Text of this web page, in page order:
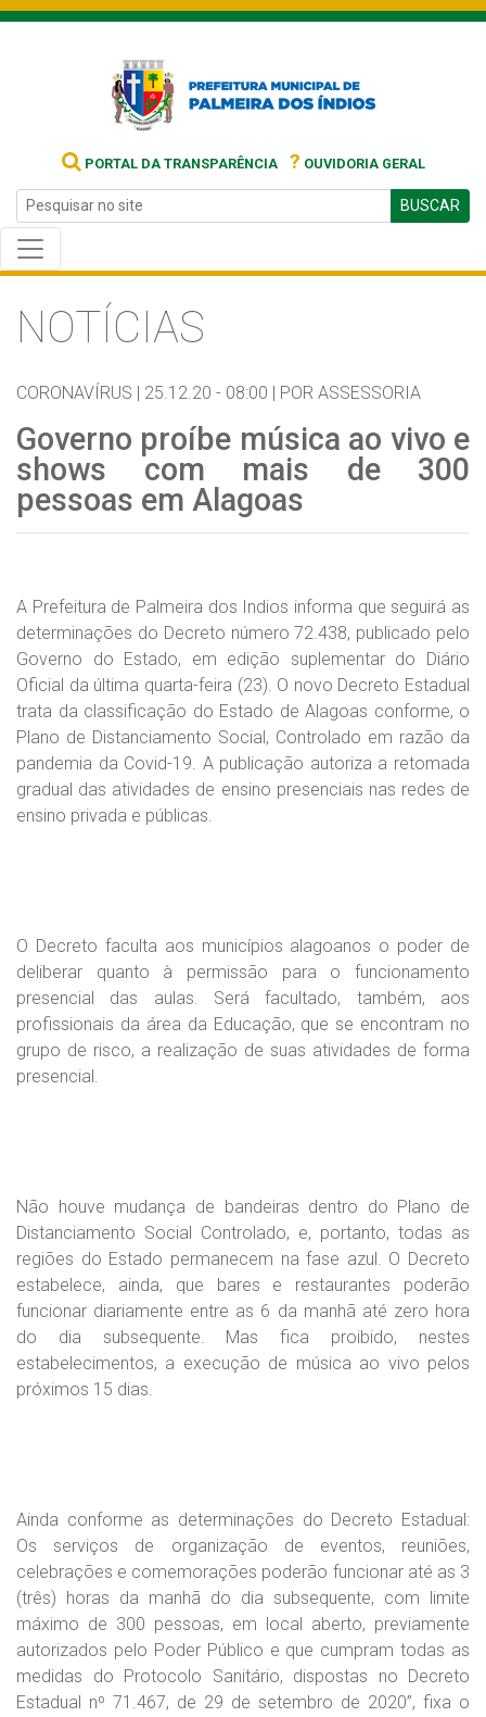
PORTAL DA TRANSPARÊNCIA ? OUVIDORIA GERAL
BUSCAR
NOTÍCIAS
CORONAVÍRUS | 25.12.20 - 08:00 | POR ASSESSORIA
Governo proíbe música ao vivo e
shows com mais de 300
pessoas em Alagoas
A Prefeitura de Palmeira dos Indios informa que seguirá as
determinações do Decreto número 72.438, publicado pelo
Governo do Estado, em edição suplementar do Diário
Oficial da última quarta-feira (23). O novo Decreto Estadual
trata da classificação do Estado de Alagoas conforme, o
Plano de Distanciamento Social, Controlado em razão da
pandemia da Covid-19. A publicação autoriza a retomada
gradual das atividades de ensino presenciais nas redes de
ensino privada e públicas.
O Decreto faculta aos municípios alagoanos o poder de
deliberar quanto à permissão para o funcionamento
presencial das aulas. Será facultado, também, aos
profissionais da área da Educação, que se encontram no
grupo de risco, a realização de suas atividades de forma
presencial.
Não houve mudança de bandeiras dentro do Plano de
Distanciamento Social Controlado, e, portanto, todas as
regiões do Estado permanecem na fase azul. O Decreto
estabelece, ainda, que bares e restaurantes poderão
funcionar diariamente entre as 6 da manhã até zero hora
do dia subsequente. Mas fica proibido, nestes
estabelecimentos, a execução de música ao vivo pelos
próximos 15 dias.
Ainda conforme as determinações do Decreto Estadual:
Os serviços de organização de eventos, reuniões,
celebrações e comemorações poderão funcionar até as 3
(três) horas da manhã do dia subsequente, com limite
máximo de 300 pessoas, em local aberto, previamente
autorizados pelo Poder Público e que cumpram todas as
medidas do Protocolo Sanitário, dispostas no Decreto
Estadual nº 71.467, de 29 de setembro de 2020”, fixa o